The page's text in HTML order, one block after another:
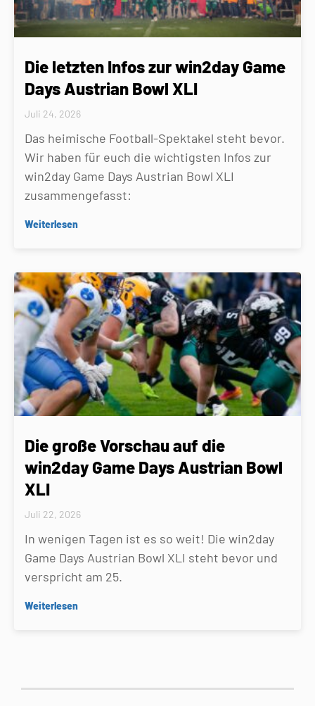
Die letzten Infos zur win2day Game
Days Austrian Bowl XLI
Juli 24, 2026
Das heimische Football-Spektakel steht bevor.
Wir haben für euch die wichtigsten Infos zur
win2day Game Days Austrian Bowl XLI
zusammengefasst:
Weiterlesen
Die große Vorschau auf die
win2day Game Days Austrian Bowl
XLI
Juli 22, 2026
In wenigen Tagen ist es so weit! Die win2day
Game Days Austrian Bowl XLI steht bevor und
verspricht am 25.
Weiterlesen